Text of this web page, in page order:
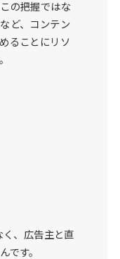
の把握ではな
ど、コンテン
ることにリソ
、広告主と直
です。